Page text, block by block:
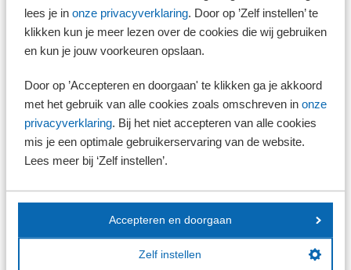
lees je in onze privacyverklaring. Door op ’Zelf instellen’ te
klikken kun je meer lezen over de cookies die wij gebruiken
en kun je jouw voorkeuren opslaan.
Door op ’Accepteren en doorgaan' te klikken ga je akkoord
met het gebruik van alle cookies zoals omschreven in onze
privacyverklaring. Bij het niet accepteren van alle cookies
mis je een optimale gebruikerservaring van de website.
Lees meer bij ‘Zelf instellen’.
Accepteren en doorgaan
Zelf instellen
Het onderzoek is in opdracht van het Ministerie van Financiën verricht.
De onderzoekers komen tot de conclusie dat de onbelaste
reiskostenvergoeding van €0,23/km doeltreffend en waarschijnlijk
doelmatig is.
In de reactie wordt ingegaan op een aantal aspecten van de
gebruik ervan. Ook wordt in het onderzoek aandacht besteed aan
enkele alternatieven, zoals het verhogen of verlagen van het bedrag van
de belastingvrije vergoeding.
onbelaste reiskostenvergoeding de variabele autokosten van een
middenklasse auto veelal dekt. Het feit dat werknemers ook met vaste
autokosten te maken krijgen en hiervoor geen belastingvrije vergoeding